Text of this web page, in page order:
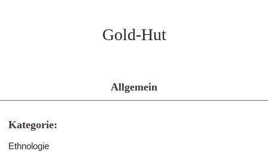
Gold-Hut
Allgemein
Kategorie:
Ethnologie